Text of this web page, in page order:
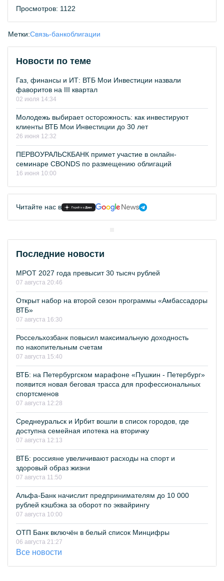
Просмотров: 1122
Метки:Связь-банкоблигации
Новости по теме
Газ, финансы и ИТ: ВТБ Мои Инвестиции назвали
фаворитов на III квартал
02 июля 14:34
Молодежь выбирает осторожность: как инвестируют
клиенты ВТБ Мои Инвестиции до 30 лет
26 июня 12:32
ПЕРВОУРАЛЬСКБАНК примет участие в онлайн-
семинаре CBONDS по размещению облигаций
16 июня 10:00
Читайте нас в
Последние новости
МРОТ 2027 года превысит 30 тысяч рублей
07 августа 20:46
Открыт набор на второй сезон программы «Амбассадоры
ВТБ»
07 августа 16:30
Россельхозбанк повысил максимальную доходность
по накопительным счетам
07 августа 15:40
ВТБ: на Петербургском марафоне «Пушкин - Петербург»
появится новая беговая трасса для профессиональных
спортсменов
07 августа 12:28
Среднеуральск и Ирбит вошли в список городов, где
доступна семейная ипотека на вторичку
07 августа 12:13
ВТБ: россияне увеличивают расходы на спорт и
здоровый образ жизни
07 августа 11:50
Альфа-Банк начислит предпринимателям до 10 000
рублей кэшбэка за оборот по эквайрингу
07 августа 10:00
ОТП Банк включён в белый список Минцифры
06 августа 21:27
Все новости